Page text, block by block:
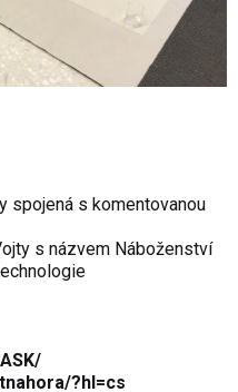
spojená s komentovanou
s názvem Náboženství
?hl=cs